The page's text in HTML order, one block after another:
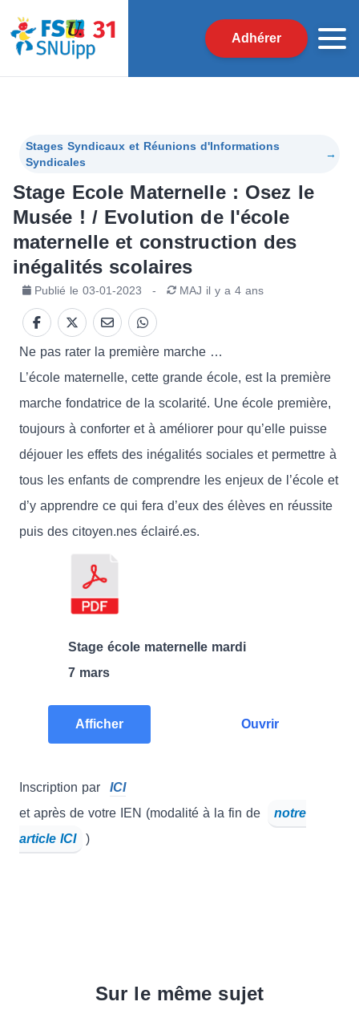
Adhérer
Stages Syndicaux et Réunions d'Informations
Syndicales
→
Stage Ecole Maternelle : Osez le
Musée ! / Evolution de l'école
maternelle et construction des
inégalités scolaires
Publié le 03-01-2023 - MAJ il y a 4 ans
Ne pas rater la première marche …
L’école maternelle, cette grande école, est la première
marche fondatrice de la scolarité. Une école première,
toujours à conforter et à améliorer pour qu’elle puisse
déjouer les effets des inégalités sociales et permettre à
tous les enfants de comprendre les enjeux de l’école et
d’y apprendre ce qui fera d’eux des élèves en réussite
puis des citoyen.nes éclairé.es.
Stage école maternelle mardi
7 mars
Afficher Ouvrir
Inscription par
ICI
et après de votre IEN (modalité à la fin de
notre
article ICI
)
Sur le même sujet